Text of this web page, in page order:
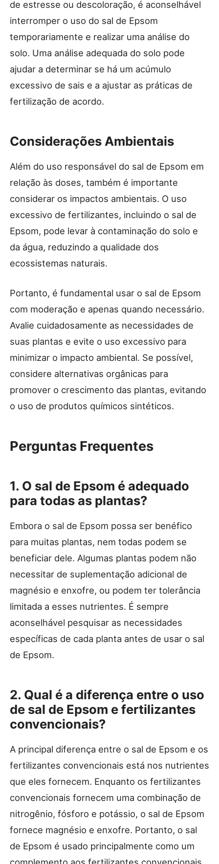
de estresse ou descoloração, é aconselhável
interromper o uso do sal de Epsom
temporariamente e realizar uma análise do
solo. Uma análise adequada do solo pode
ajudar a determinar se há um acúmulo
excessivo de sais e a ajustar as práticas de
fertilização de acordo.
Considerações Ambientais
Além do uso responsável do sal de Epsom em
relação às doses, também é importante
considerar os impactos ambientais. O uso
excessivo de fertilizantes, incluindo o sal de
Epsom, pode levar à contaminação do solo e
da água, reduzindo a qualidade dos
ecossistemas naturais.
Portanto, é fundamental usar o sal de Epsom
com moderação e apenas quando necessário.
Avalie cuidadosamente as necessidades de
suas plantas e evite o uso excessivo para
minimizar o impacto ambiental. Se possível,
considere alternativas orgânicas para
promover o crescimento das plantas, evitando
o uso de produtos químicos sintéticos.
Perguntas Frequentes
1. O sal de Epsom é adequado
para todas as plantas?
Embora o sal de Epsom possa ser benéfico
para muitas plantas, nem todas podem se
beneficiar dele. Algumas plantas podem não
necessitar de suplementação adicional de
magnésio e enxofre, ou podem ter tolerância
limitada a esses nutrientes. É sempre
aconselhável pesquisar as necessidades
específicas de cada planta antes de usar o sal
de Epsom.
2. Qual é a diferença entre o uso
de sal de Epsom e fertilizantes
convencionais?
A principal diferença entre o sal de Epsom e os
fertilizantes convencionais está nos nutrientes
que eles fornecem. Enquanto os fertilizantes
convencionais fornecem uma combinação de
nitrogênio, fósforo e potássio, o sal de Epsom
fornece magnésio e enxofre. Portanto, o sal
de Epsom é usado principalmente como um